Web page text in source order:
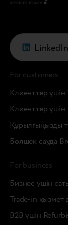
LinkedIn
For customers
Клиенттер үшін
Клиенттер
Құрылғыңызды
Бөлшек сауда
For business
Бизнес үшін
Trade-in қызмет
B2B үшін